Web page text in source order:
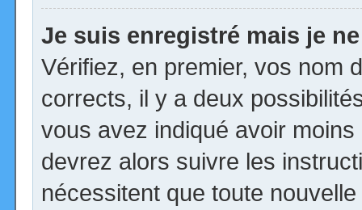
Je suis enregistré mais je
Vérifiez, en premier, vos nom
corrects, il y a deux
vous avez indiqué avoir
devrez alors suivre les
nécessitent que toute